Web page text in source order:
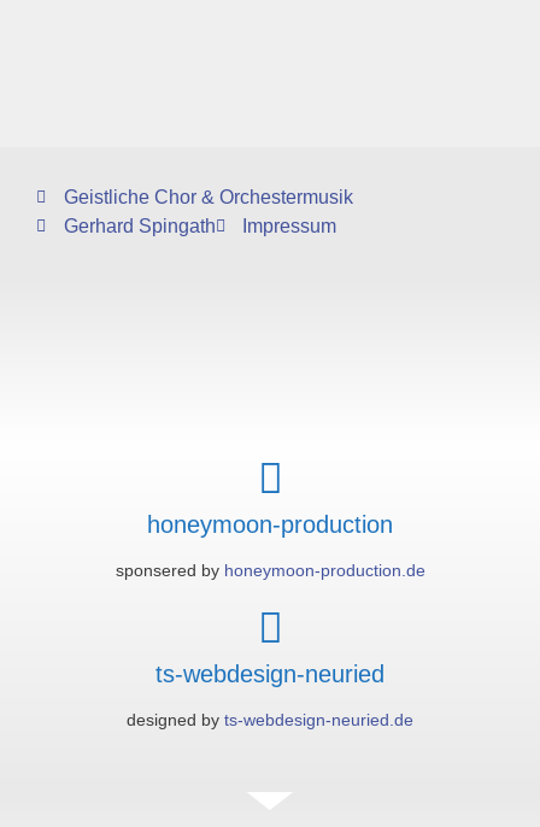
Geistliche Chor & Orchestermusik
Gerhard Spingath
Impressum
honeymoon-production
sponsered by honeymoon-production.de
ts-webdesign-neuried
designed by ts-webdesign-neuried.de